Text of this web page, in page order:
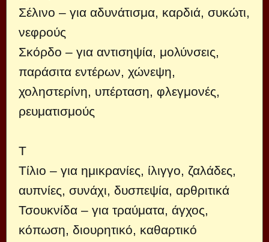
Σέλινο – για αδυνάτισμα, καρδιά, συκώτι,
νεφρούς
Σκόρδο – για αντισηψία, μολύνσεις,
παράσιτα εντέρων, χώνεψη,
χοληστερίνη, υπέρταση, φλεγμονές,
ρευματισμούς
Τ
Τίλιο – για ημικρανίες, ίλιγγο, ζαλάδες,
αυπνίες, συνάχι, δυσπεψία, αρθριτικά
Τσουκνίδα – για τραύματα, άγχος,
κόπωση, διουρητικό, καθαρτικό